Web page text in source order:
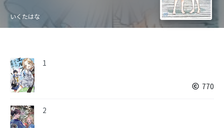
いくたはな
1
770
2